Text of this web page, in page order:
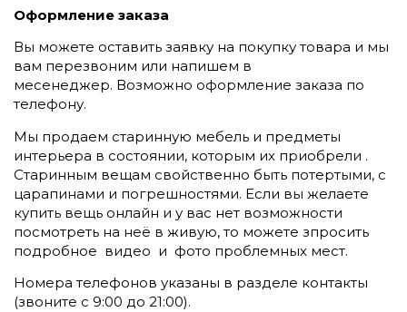
Оформление заказа
Вы можете оставить заявку на покупку товара и мы
вам перезвоним или напишем в
месенеджер. Возможно оформление заказа по
телефону.
Мы продаем старинную мебель и предметы
интерьера в состоянии, которым их приобрели .
Старинным вещам свойственно быть потертыми, с
царапинами и погрешностями. Если вы желаете
купить вещь онлайн и у вас нет возможности
посмотреть на неё в живую, то можете зпросить
подробное видео и фото проблемных мест.
Номера телефонов указаны в разделе контакты
(звоните c 9:00 до 21:00).